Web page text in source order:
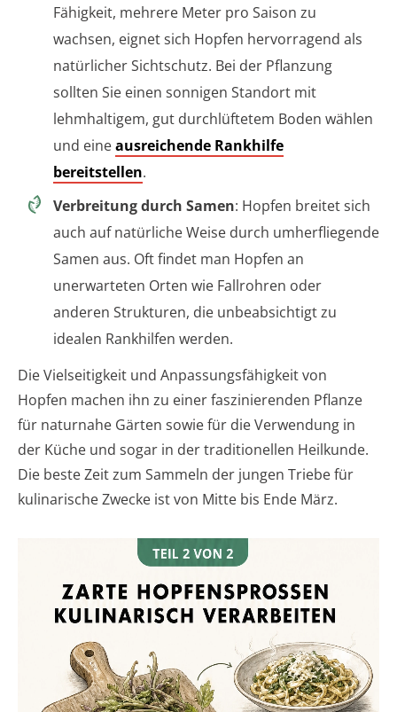
Fähigkeit, mehrere Meter pro Saison zu
wachsen, eignet sich Hopfen hervorragend als
natürlicher Sichtschutz. Bei der Pflanzung
sollten Sie einen sonnigen Standort mit
lehmhaltigem, gut durchlüftetem Boden wählen
und eineausreichende Rankhilfe
bereitstellen.
Verbreitung durch Samen: Hopfen breitet sich
auch auf natürliche Weise durch umherfliegende
Samen aus. Oft findet man Hopfen an
unerwarteten Orten wie Fallrohren oder
anderen Strukturen, die unbeabsichtigt zu
idealen Rankhilfen werden.
Die Vielseitigkeit und Anpassungsfähigkeit von
Hopfen machen ihn zu einer faszinierenden Pflanze
für naturnahe Gärten sowie für die Verwendung in
der Küche und sogar in der traditionellen Heilkunde.
Die beste Zeit zum Sammeln der jungen Triebe für
kulinarische Zwecke ist von Mitte bis Ende März.